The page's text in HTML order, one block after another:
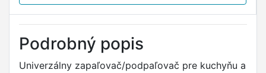
Podrobný popis
Univerzálny zapaľovač/podpaľovač pre kuchyňu a